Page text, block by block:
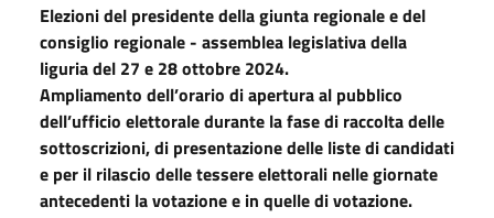
Elezioni del presidente della giunta regionale e del
consiglio regionale - assemblea legislativa della
liguria del 27 e 28 ottobre 2024.
Ampliamento dell’orario di apertura al pubblico
dell’ufficio elettorale durante la fase di raccolta delle
sottoscrizioni, di presentazione delle liste di candidati
e per il rilascio delle tessere elettorali nelle giornate
antecedenti la votazione e in quelle di votazione.